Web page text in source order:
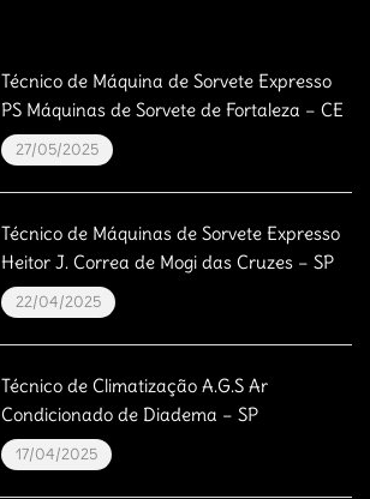
Técnico de Máquina de Sorvete Expresso
PS Máquinas de Sorvete de Fortaleza – CE
27/05/2025
Técnico de Máquinas de Sorvete Expresso
Heitor J. Correa de Mogi das Cruzes – SP
22/04/2025
Técnico de Climatização A.G.S Ar
Condicionado de Diadema – SP
17/04/2025